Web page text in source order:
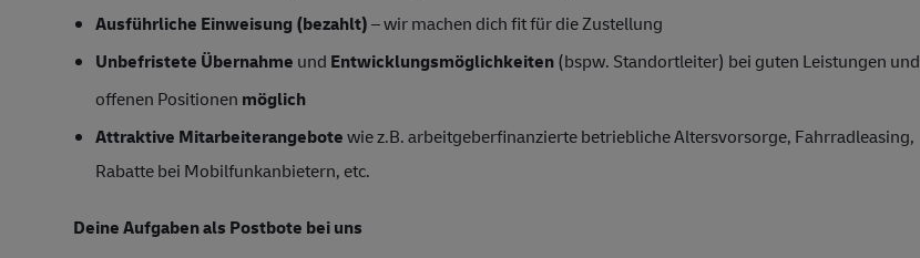
Ausführliche Einweisung (bezahlt)– wir machen dich fit für die Zustellung
Unbefristete Übernahme und Entwicklungsmöglichkeiten(bspw. Standortleiter) bei guten Leistungen und
offenen Positionen möglich
Attraktive Mitarbeiterangebotewie z.B. arbeitgeberfinanzierte betriebliche Altersvorsorge, Fahrradleasing,
Rabatte bei Mobilfunkanbietern, etc.
Deine Aufgaben als Postbote bei uns